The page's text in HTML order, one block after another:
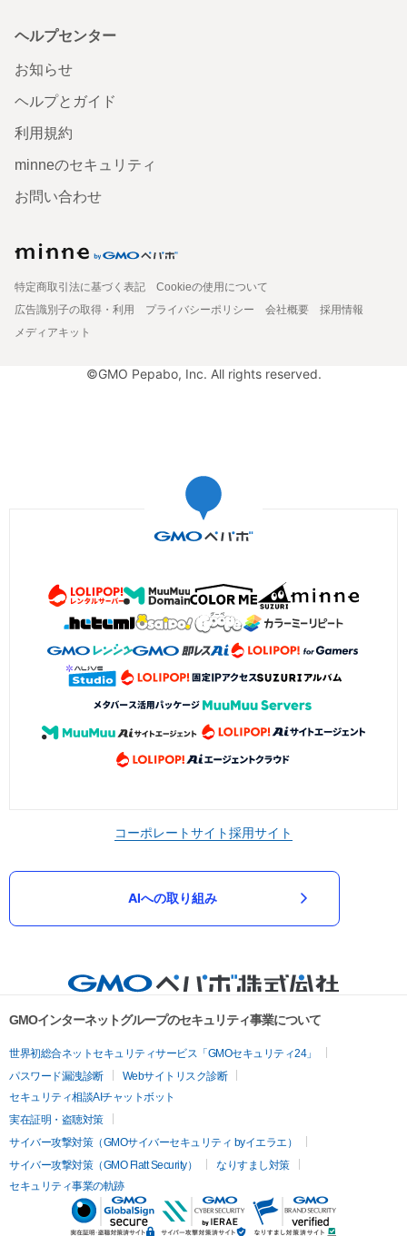
ヘルプセンター
お知らせ
ヘルプとガイド
利用規約
minneのセキュリティ
お問い合わせ
特定商取引法に基づく表記
Cookieの使用について
広告識別子の取得・利用
プライバシーポリシー 会社概要
採用情報
メディアキット
©GMO Pepabo, Inc. All rights reserved.
コーポレートサイト採用サイト
AIへの取り組み
GMOインターネットグループのセキュリティ事業について
世界初総合ネットセキュリティサービス「GMOセキュリティ24」
パスワード漏洩診断
Webサイトリスク診断
セキュリティ相談AIチャットボット
実在証明・盗聴対策
サイバー攻撃対策（GMOサイバーセキュリティ byイエラエ）
サイバー攻撃対策（GMO Flatt Security）
なりすまし対策
セキュリティ事業の軌跡